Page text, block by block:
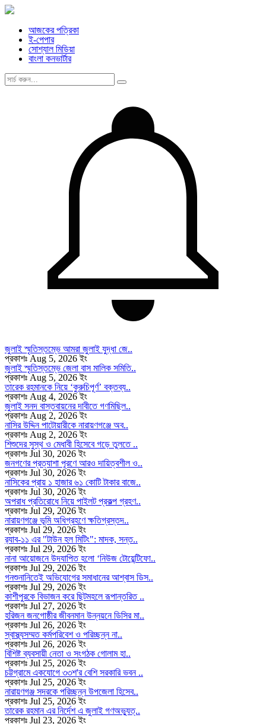
আজকের পত্রিকা
ই-পেপার
সোশ্যাল মিডিয়া
বাংলা কনভার্টার
জুলাই স্মৃতিস্তম্ভে আমরা জুলাই যুদ্ধা জে..
প্রকাশঃ Aug 5, 2026 ইং
জুলাই স্মৃতিস্তম্ভে জেলা বাস মালিক সমিতি..
প্রকাশঃ Aug 5, 2026 ইং
তারেক রহমানকে নিয়ে ‘কুরুচিপূর্ণ’ বক্তব্য..
প্রকাশঃ Aug 4, 2026 ইং
জুলাই সনদ বাস্তবায়নের দাবীতে গণমিছিল..
প্রকাশঃ Aug 2, 2026 ইং
নাসির উদ্দিন পাটোয়ারীকে নারায়ণগঞ্জে অব..
প্রকাশঃ Aug 2, 2026 ইং
শিশুদের সুস্থ ও মেধাবী হিসেবে গড়ে তুলতে ..
প্রকাশঃ Jul 30, 2026 ইং
জনগণের প্রত্যাশা পূরণে আরও দায়িত্বশীল ও..
প্রকাশঃ Jul 30, 2026 ইং
নাসিকের প্রায় ১ হাজার ৬১ কোটি টাকার বাজে..
প্রকাশঃ Jul 30, 2026 ইং
অপরাধ প্রতিরোধে নিয়ে পাইলট প্রকল্প গ্রহণ..
প্রকাশঃ Jul 29, 2026 ইং
নারায়ণগঞ্জে ভূমি অধিগ্রহণে ক্ষতিগ্রস্তদ..
প্রকাশঃ Jul 29, 2026 ইং
র‍্যাব-১১ এর "টাউন হল মিটিং": মাদক, সন্ত..
প্রকাশঃ Jul 29, 2026 ইং
নানা আয়োজনে উদযাপিত হলো ‘নিউজ টোয়েন্টিফো..
প্রকাশঃ Jul 29, 2026 ইং
গনশুনানিতেই অভিযোগের সমাধানের আশ্বাস ডিস..
প্রকাশঃ Jul 29, 2026 ইং
কাশীপুরকে বিভাজন করে ছিটমহলে রূপান্তরিত ..
প্রকাশঃ Jul 27, 2026 ইং
হরিজন জনগোষ্ঠীর জীবনমান উন্নয়নে ডিসির মা..
প্রকাশঃ Jul 26, 2026 ইং
স্বাস্থ্যসম্মত কর্মপরিবেশ ও পরিচ্ছন্ন না..
প্রকাশঃ Jul 26, 2026 ইং
বিশিষ্ট ব্যবসায়ী নেতা ও সংগঠক গোলাম হা..
প্রকাশঃ Jul 25, 2026 ইং
চট্টগ্রামে একযোগে ৩৩শ'র বেশি সরকারি ভবন ..
প্রকাশঃ Jul 25, 2026 ইং
নারায়ণগঞ্জ সদরকে পরিচ্ছন্ন উপজেলা হিসেব..
প্রকাশঃ Jul 25, 2026 ইং
তারেক রহমান এর নির্দেশ এ জুলাই গণঅভ্যুত্..
প্রকাশঃ Jul 23, 2026 ইং